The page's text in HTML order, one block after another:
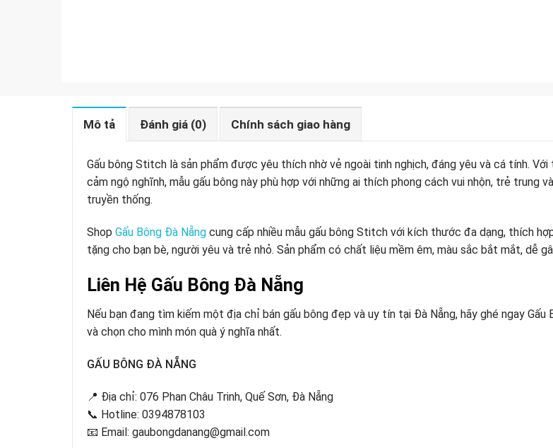
Mô tả Đánh giá (0) Chính sách giao hàng
Gấu bông Stitch là sản phẩm được yêu thích nhờ vẻ ngoài tinh nghịch, đáng yêu và cá tính.
cảm ngộ nghĩnh, mẫu gấu bông này phù hợp với những ai thích phong cách vui nhộn, trẻ
truyền thống.
Shop Gấu Bông Đà Nẵng cung cấp nhiều mẫu gấu bông Stitch với kích thước đa dạng, thích
tặng cho bạn bè, người yêu và trẻ nhỏ. Sản phẩm có chất liệu mềm êm, màu sắc bắt mắt, dễ
Liên Hệ Gấu Bông Đà Nẵng
Nếu bạn đang tìm kiếm một địa chỉ bán gấu bông đẹp và uy tín tại Đà Nẵng, hãy ghé ngay
và chọn cho mình món quà ý nghĩa nhất.
GẤU BÔNG ĐÀ NẴNG
📍 Địa chỉ: 076 Phan Châu Trinh, Quế Sơn, Đà Nẵng
📞 Hotline: 0394878103
📧 Email: gaubongdanang@gmail.com